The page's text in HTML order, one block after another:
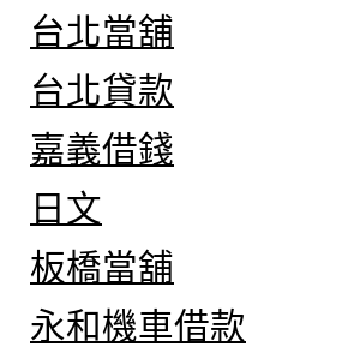
台北當舖
台北貸款
嘉義借錢
日文
板橋當舖
永和機車借款